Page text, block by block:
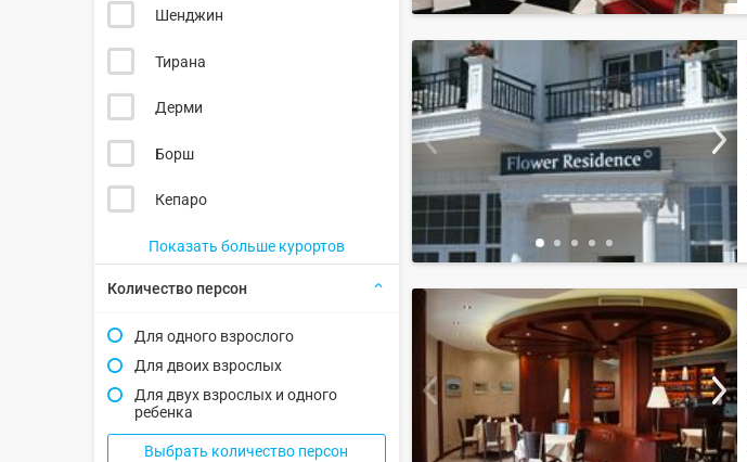
Шенджин
Тирана
Дерми
Борш
Кепаро
Показать больше курортов
Количество персон
Для одного взрослого
Для двоих взрослых
Для двух взрослых и одного
ребенка
Выбрать количество персон